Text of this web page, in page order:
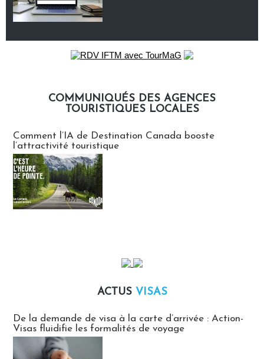
COMMUNIQUÉS DES AGENCES
TOURISTIQUES LOCALES
Comment l’IA de Destination Canada booste
l’attractivité touristique
ACTUS VISAS
De la demande de visa à la carte d’arrivée : Action-
Visas fluidifie les formalités de voyage